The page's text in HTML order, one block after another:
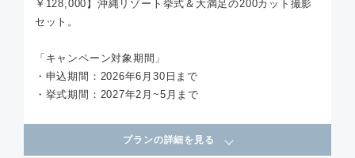
￥128,000】沖縄リゾート挙式＆大満足の200カット撮影
セット。
「キャンペーン対象期間」
・申込期間：2026年6月30日まで
・挙式期間：2027年2月~5月まで
プランの詳細を見る